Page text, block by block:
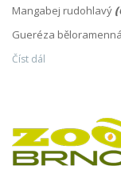
Mangabej rudohlavý
Gueréza běloramenná
Číst dál